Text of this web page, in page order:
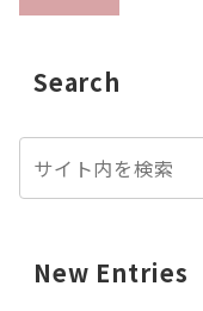
Search
New Entries